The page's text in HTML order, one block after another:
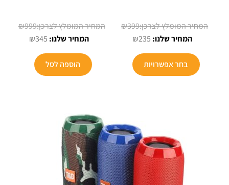
₪399 המחיר
₪235
הוא:
בחר אפשרויות
₪999
₪345 המחיר
הוספה לסל